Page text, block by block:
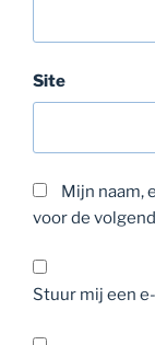
Site
Mijn naam,
voor de
Stuur mij een